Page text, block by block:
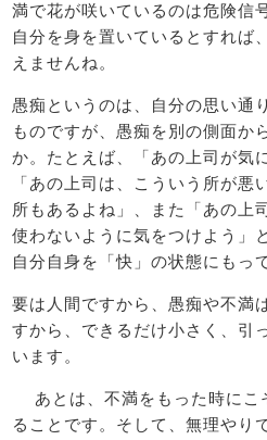
満で花が咲いているのは危険信
自分を身を置いているとすれば
えませんね。
愚痴というのは、自分の思い通
ものですが、愚痴を別の側面か
か。たとえば、「あの上司が気
「あの上司は、こういう所が悪
所もあるよね」、また「あの上
使わないように気をつけよう」
自分自身を「快」の状態にもっ
要は人間ですから、愚痴や不満
すから、できるだけ小さく、引
います。
あとは、不満をもった時にこ
ることです。そして、無理やり